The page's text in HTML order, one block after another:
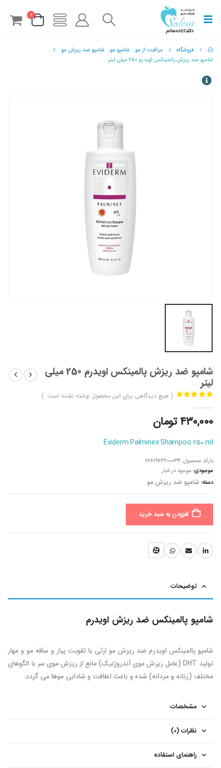
0
فروشگاه مراقبت از مو, شامپو مو, شامپو ضد ریزش مو
شامپو ضد ریزش پالمینکس اویدرم 250 میلی لیتر
شامپو ضد ریزش پالمینکس اویدرم 250 میلی
لیتر
( هیچ دیدگاهی برای این محصول نوشته نشده است. )
۴۳۰,۰۰۰ تومان
Eviderm Palminex Shampoo 250 ml
بارکد محصول: 6261963200034
موجودی: موجود در انبار
دسته: شامپو ضد ریزش مو
افزودن به سبد خرید
توضیحات
شامپو پالمینکس ضد ریزش اویدرم
شامپو پالمینکس اویدرم ضد ریزش مو ارثی با تقویت پیاز و ساقه مو و مهار
تولید DHT (عامل ریزش موی آندروژنیک) مانع از ریزش موی سر با الگوهای
مختلف (زنانه و مردانه) شده و باعث لطافت و شادابی موها می گردد.
مشخصات
نظرات (0)
راهنمای استفاده